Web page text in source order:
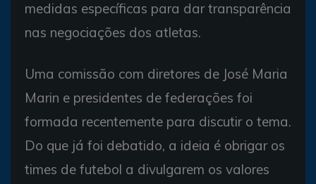
medidas específicas para dar transparência
nas negociações dos atletas.
Uma comissão com diretores de José Maria
Marin e presidentes de federações foi
formada recentemente para discutir o tema.
Do que já foi debatido, a ideia é obrigar os
times de futebol a divulgarem os valores